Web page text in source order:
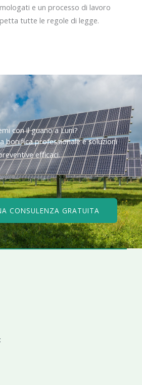
e un processo di lavoro
tutte le regole di legge.
con il guano a Luni?​
bonifica professionale e soluzioni
efficaci.​
CONSULENZA GRATUITA